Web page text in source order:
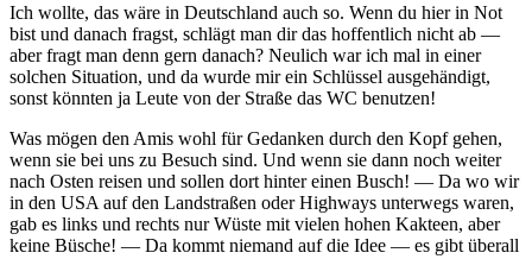
Ich wollte, das wäre in Deutschland auch so. Wenn du hier in Not
bist und danach fragst, schlägt man dir das hoffentlich nicht ab —
aber fragt man denn gern danach? Neulich war ich mal in einer
solchen Situation, und da wurde mir ein Schlüssel ausgehändigt,
sonst könnten ja Leute von der Straße das WC benutzen!
Was mögen den Amis wohl für Gedanken durch den Kopf gehen,
wenn sie bei uns zu Besuch sind. Und wenn sie dann noch weiter
nach Osten reisen und sollen dort hinter einen Busch! — Da wo wir
in den USA auf den Landstraßen oder Highways unterwegs waren,
gab es links und rechts nur Wüste mit vielen hohen Kakteen, aber
keine Büsche! — Da kommt niemand auf die Idee — es gibt überall